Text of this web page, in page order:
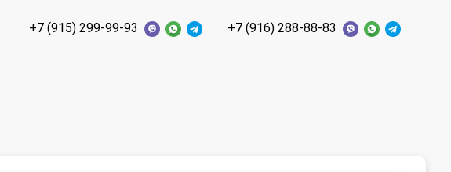
+7 (915) 299-99-93 +7 (916) 288-88-83